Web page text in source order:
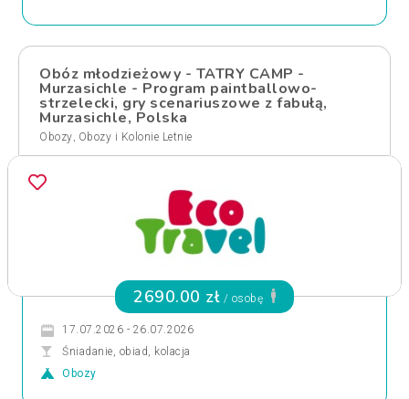
Obóz młodzieżowy - TATRY CAMP -
Murzasichle - Program paintballowo-
strzelecki, gry scenariuszowe z fabułą,
Murzasichle, Polska
Obozy, Obozy i Kolonie Letnie
2690.00 zł / osobę
17.07.2026 - 26.07.2026
Śniadanie, obiad, kolacja
Obozy